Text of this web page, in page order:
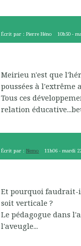
Écrit par : Pierre Héno 10h50 -
Meirieu n'est que
poussées à l'extrême
Tous ces
relation
Écrit par : Nemo 11h06 -mardi
Et pourquoi faudrait-
soit verticale ?
Le pédagogue dans
l'aveugle...